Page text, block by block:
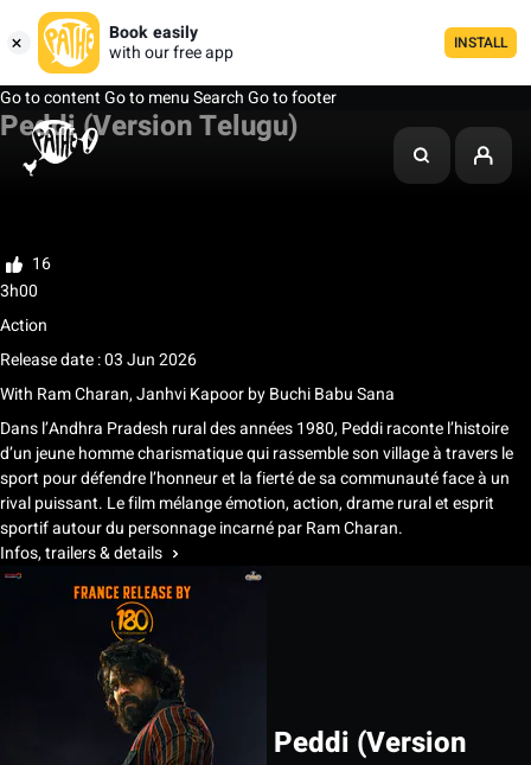
Book easily
with our free app
INSTALL
Go to contentGo to menuSearchGo to footer
Peddi (Version Telugu)
My list
16
3h00
Action
Release date : 03 Jun 2026
With Ram Charan,Janhvi KapoorbyBuchi Babu Sana
Dans l’Andhra Pradesh rural des années 1980, Peddi raconte l’histoire
d’un jeune homme charismatique qui rassemble son village à travers le
sport pour défendre l’honneur et la fierté de sa communauté face à un
rival puissant. Le film mélange émotion, action, drame rural et esprit
sportif autour du personnage incarné par Ram Charan.
Infos, trailers & details
Peddi (Version